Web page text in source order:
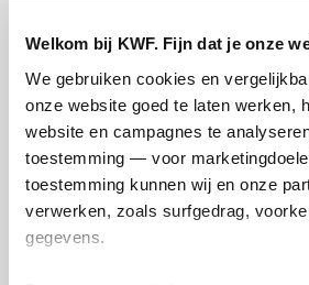
Welkom bij KWF. Fijn dat je onze
We gebruiken cookies en
onze website goed te laten werken,
website en campagnes te
toestemming — voor
toestemming kunnen wij en onze
verwerken, zoals surfgedrag,
gegevens.
Dorine's